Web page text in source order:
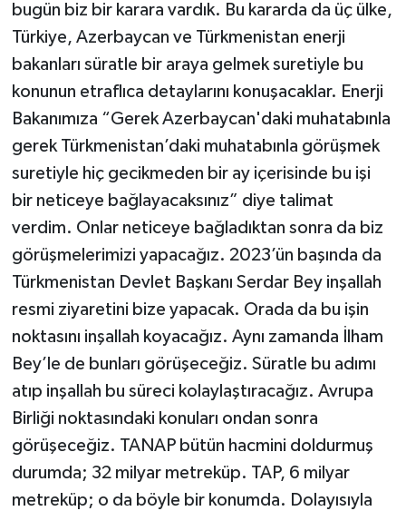
bugün biz bir karara vardık. Bu kararda da üç ülke,
Türkiye, Azerbaycan ve Türkmenistan enerji
bakanları süratle bir araya gelmek suretiyle bu
konunun etraflıca detaylarını konuşacaklar. Enerji
Bakanımıza “Gerek Azerbaycan'daki muhatabınla
gerek Türkmenistan’daki muhatabınla görüşmek
suretiyle hiç gecikmeden bir ay içerisinde bu işi
bir neticeye bağlayacaksınız” diye talimat
verdim. Onlar neticeye bağladıktan sonra da biz
görüşmelerimizi yapacağız. 2023’ün başında da
Türkmenistan Devlet Başkanı Serdar Bey inşallah
resmi ziyaretini bize yapacak. Orada da bu işin
noktasını inşallah koyacağız. Aynı zamanda İlham
Bey’le de bunları görüşeceğiz. Süratle bu adımı
atıp inşallah bu süreci kolaylaştıracağız. Avrupa
Birliği noktasındaki konuları ondan sonra
görüşeceğiz. TANAP bütün hacmini doldurmuş
durumda; 32 milyar metreküp. TAP, 6 milyar
metreküp; o da böyle bir konumda. Dolayısıyla